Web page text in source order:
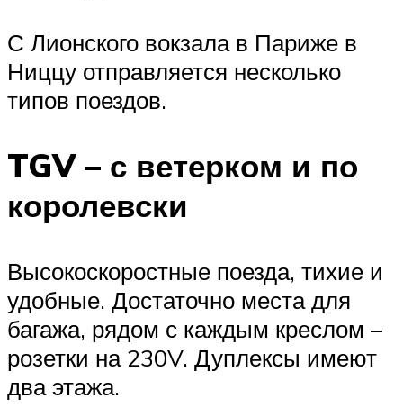
С Лионского вокзала в Париже в
Ниццу отправляется несколько
типов поездов.
TGV – с ветерком и по
королевски
Высокоскоростные поезда, тихие и
удобные. Достаточно места для
багажа, рядом с каждым креслом –
розетки на 230V. Дуплексы имеют
два этажа.